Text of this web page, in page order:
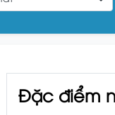
Đặc điểm